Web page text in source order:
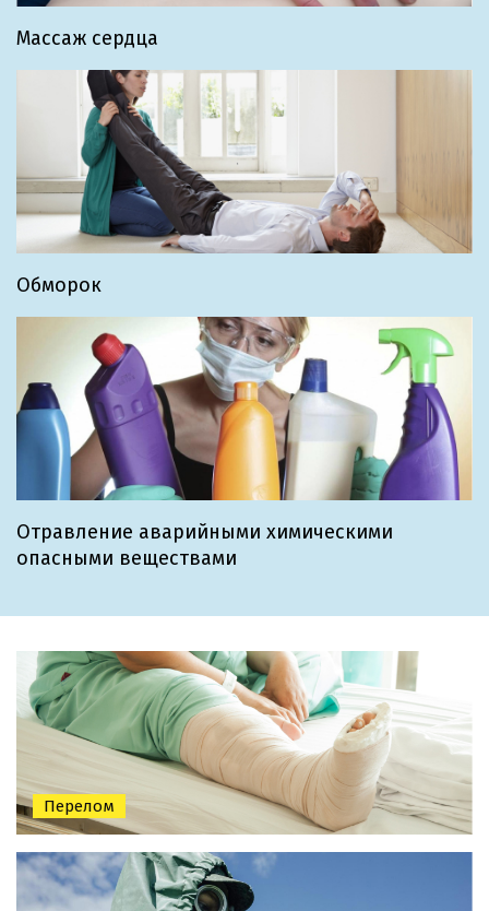
Массаж сердца
Обморок
Отравление аварийными химическими
опасными веществами
Перелом